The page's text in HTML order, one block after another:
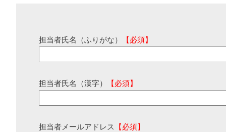
担当者氏名（ふりがな） 【必須】
担当者氏名（漢字） 【必須】
担当者メールアドレス 【必須】